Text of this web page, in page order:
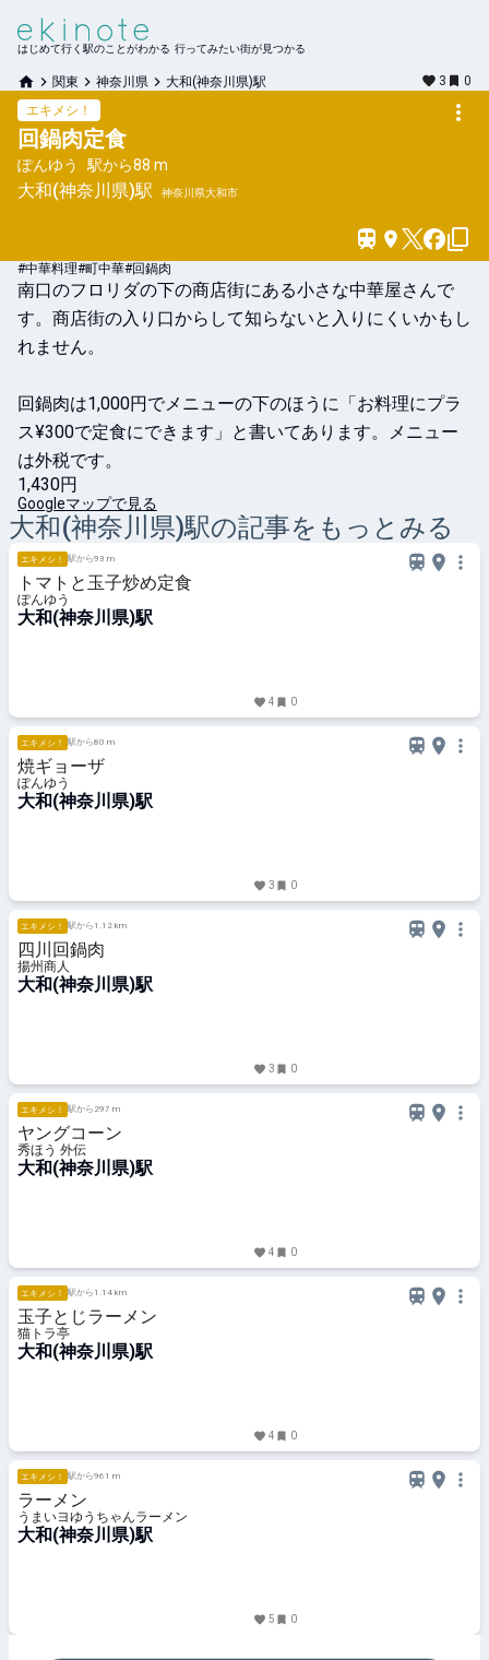
はじめて行く駅のことがわかる 行ってみたい街が見つかる
関東 神奈川県 大和(神奈川県)駅 3
0
エキメシ！
回鍋肉定食
ぽんゆう 駅から88 m
大和(神奈川県)駅 神奈川県大和市
#中華料理#町中華#回鍋肉
南口のフロリダの下の商店街にある小さな中華屋さんで
す。商店街の入り口からして知らないと入りにくいかもし
れません。
回鍋肉は1,000円でメニューの下のほうに「お料理にプラ
ス¥300で定食にできます」と書いてあります。メニュー
は外税です。
1,430円
Googleマップで見る
大和(神奈川県)駅の記事をもっとみる
エキメシ！ 駅から93 m
トマトと玉子炒め定食
ぽんゆう
大和(神奈川県)駅
4 0
エキメシ！ 駅から80 m
焼ギョーザ
ぽんゆう
大和(神奈川県)駅
3 0
エキメシ！ 駅から1.12 km
四川回鍋肉
揚州商人
大和(神奈川県)駅
3 0
エキメシ！ 駅から297 m
ヤングコーン
秀ほう 外伝
大和(神奈川県)駅
4 0
エキメシ！ 駅から1.14 km
玉子とじラーメン
猫トラ亭
大和(神奈川県)駅
4 0
エキメシ！ 駅から961 m
ラーメン
うまいヨゆうちゃんラーメン
大和(神奈川県)駅
5 0